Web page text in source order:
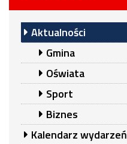
Aktualności
Gmina
Oświata
Sport
Biznes
Kalendarz wydarzeń